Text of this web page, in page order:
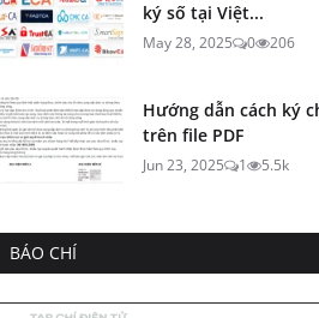
ký số tại Việt...
May 28, 2025 0 206
Hướng dẫn cách ký
trên file PDF
Jun 23, 2025 1 5.5k
BÁO CHÍ